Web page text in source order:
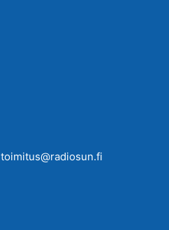
toimitus@radiosun.fi